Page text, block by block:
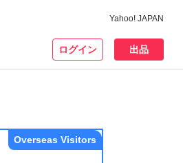
Yahoo! JAPAN
ログイン 出品
Overseas Visitors